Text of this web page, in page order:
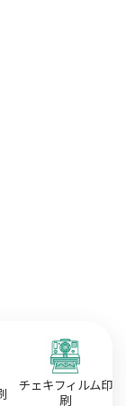
チェキフィルム印
刷